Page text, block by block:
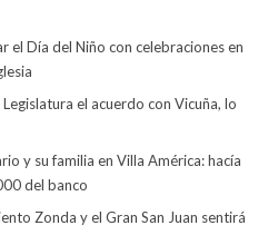
el Día del Niño con celebraciones en
el acuerdo con Vicuña, lo
y su familia en Villa América: hacía
del banco
Zonda y el Gran San Juan sentirá